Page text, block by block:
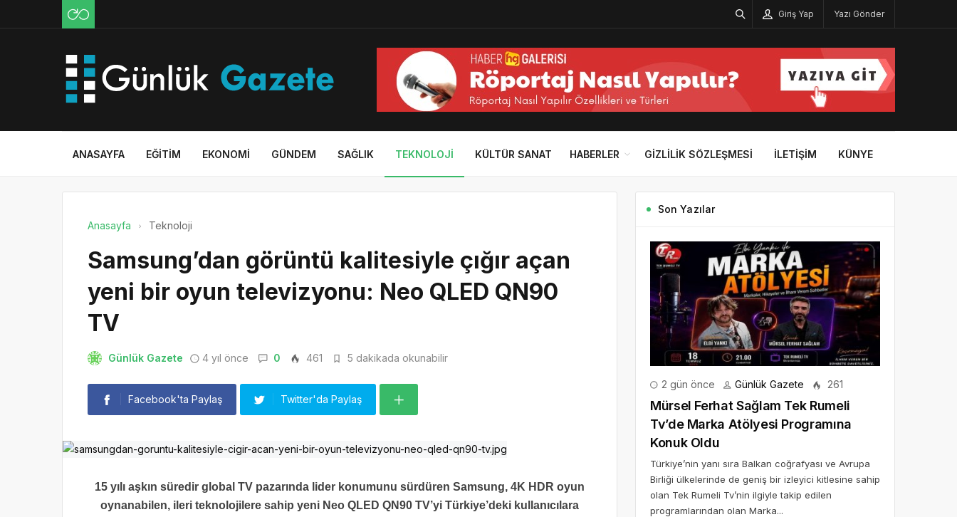
Giriş Yap Yazı Gönder
ANASAYFA EĞITIM EKONOMI GÜNDEM SAĞLIK TEKNOLOJI KÜLTÜR SANAT HABERLER GIZLILIK SÖZLEŞMESI İLETIŞIM KÜNYE
Anasayfa Teknoloji
Samsung’dan görüntü kalitesiyle çığır açan
yeni bir oyun televizyonu: Neo QLED QN90
TV
Günlük Gazete 4 yıl önce 0 461 5 dakikada okunabilir
Facebook'ta Paylaş Twitter'da Paylaş
15 yılı aşkın süredir global TV pazarında lider konumunu sürdüren Samsung, 4K HDR oyun
oynanabilen, ileri teknolojilere sahip yeni Neo QLED QN90 TV’yi Türkiye’deki kullanıcılara
Son Yazılar
2 gün önce Günlük Gazete 261
Mürsel Ferhat Sağlam Tek Rumeli
Tv’de Marka Atölyesi Programına
Konuk Oldu
Türkiye’nin yanı sıra Balkan coğrafyası ve Avrupa
Birliği ülkelerinde de geniş bir izleyici kitlesine sahip
olan Tek Rumeli Tv’nin ilgiyle takip edilen
programlarından olan Marka...